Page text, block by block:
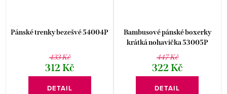
Pánské trenky bezešvé 54004P
433 Kč
312 Kč
DETAIL
Bambusové pánské boxerky
krátká nohavička 53005P
447 Kč
322 Kč
DETAIL